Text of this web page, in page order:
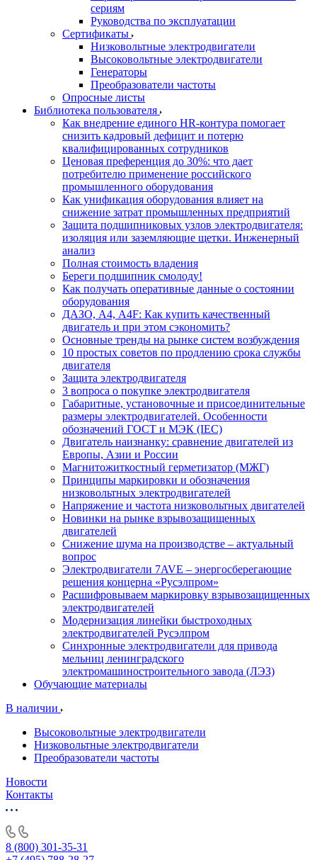
сериям
Руководства по эксплуатации
Сертификаты
Низковольтные электродвигатели
Высоковольтные электродвигатели
Генераторы
Преобразователи частоты
Опросные листы
Библиотека пользователя
Как внедрение единого HR-контура помогает
снизить кадровый дефицит и потерю
квалифицированных сотрудников
Ценовая преференция до 30%: что дает
потребителю применение российского
промышленного оборудования
Как унификация оборудования влияет на
снижение затрат промышленных предприятий
Защита подшипниковых узлов электродвигателя:
изоляция или заземляющие щетки. Инженерный
анализ
Полная стоимость владения
Береги подшипник смолоду!
Как получать оперативные данные о состоянии
оборудования
ДАЗО, А4, А4F: Как купить качественный
двигатель и при этом сэкономить?
Основные тренды на рынке систем возбуждения
10 простых советов по продлению срока службы
двигателя
Защита электродвигателя
3 вопроса о покупке электродвигателя
Габаритные, установочные и присоединительные
размеры электродвигателей. Особенности
обозначений ГОСТ и МЭК (IEC)
Двигатель наизнанку: сравнение двигателей из
Европы, Азии и России
Магнитожиткостный герметизатор (МЖГ)
Принципы маркировки и обозначения
низковольтных электродвигателей
Напряжение и частота низковольтных двигателей
Новинки на рынке взрывозащищенных
двигателей
Снижение шума на производстве – актуальный
вопрос
Электродвигатели 7AVE – энергосберегающие
решения концерна «Русэлпром»
Расшифровываем маркировку взрывозащищенных
электродвигателей
Модернизация линейки быстроходных
электродвигателей Русэлпром
Синхронные электродвигатели для привода
мельниц ленинградского
электромашиностроительного завода (ЛЭЗ)
Обучающие материалы
В наличии
Высоковольтные электродвигатели
Низковольтные электродвигатели
Преобразователи частоты
Новости
Контакты
8 (800) 301-35-31